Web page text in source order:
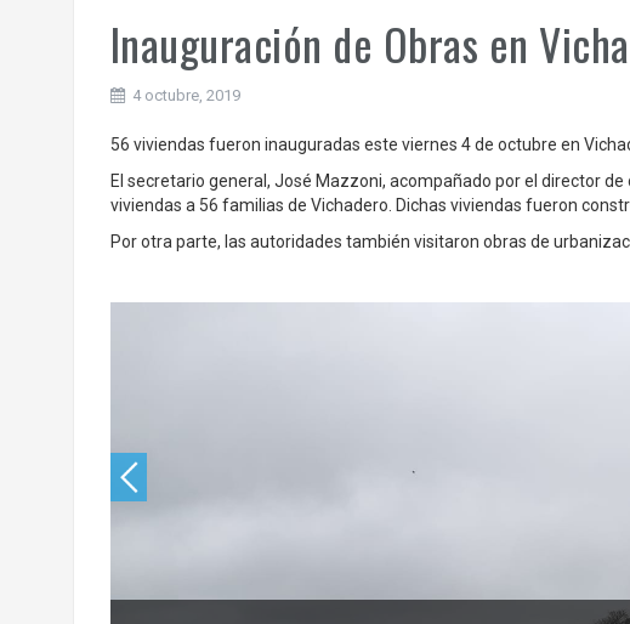
Inauguración de Obras en
4 octubre, 2019
56 viviendas fueron inauguradas este viernes 4 de octubre en
El secretario general, José Mazzoni, acompañado por el director
viviendas a 56 familias de Vichadero. Dichas viviendas fueron
Por otra parte, las autoridades también visitaron obras de